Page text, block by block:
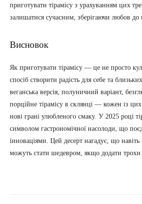
приготувати тірамісу з урахуванням цих
залишатися сучасним, зберігаючи любов до
Висновок
Як приготувати тірамісу — це не просто
спосіб створити радість для себе та
веганська версія, полуничний варіант,
порційне тірамісу в склянці — кожен із цих
нові грані улюбленого смаку. У 2025 році
символом гастрономічної насолоди, що
інноваціями. Цей десерт нагадує, що навіть
можуть стати шедевром, якщо додати трохи